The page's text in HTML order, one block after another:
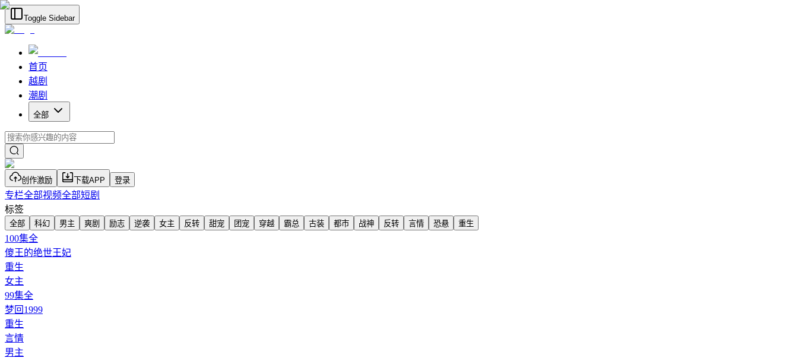
Toggle Sidebar
首页
越剧
潮剧
全部
创作激励 下载APP 登录
专栏全部视频全部短剧
标签
全部 科幻 男主 爽剧 励志 逆袭 女主 反转 甜宠 团宠 穿越 霸总 古装 都市 战神 反转 言情 恐悬 重生
100集全
傻王的绝世王妃
重生
女主
99集全
梦回1999
重生
言情
男主